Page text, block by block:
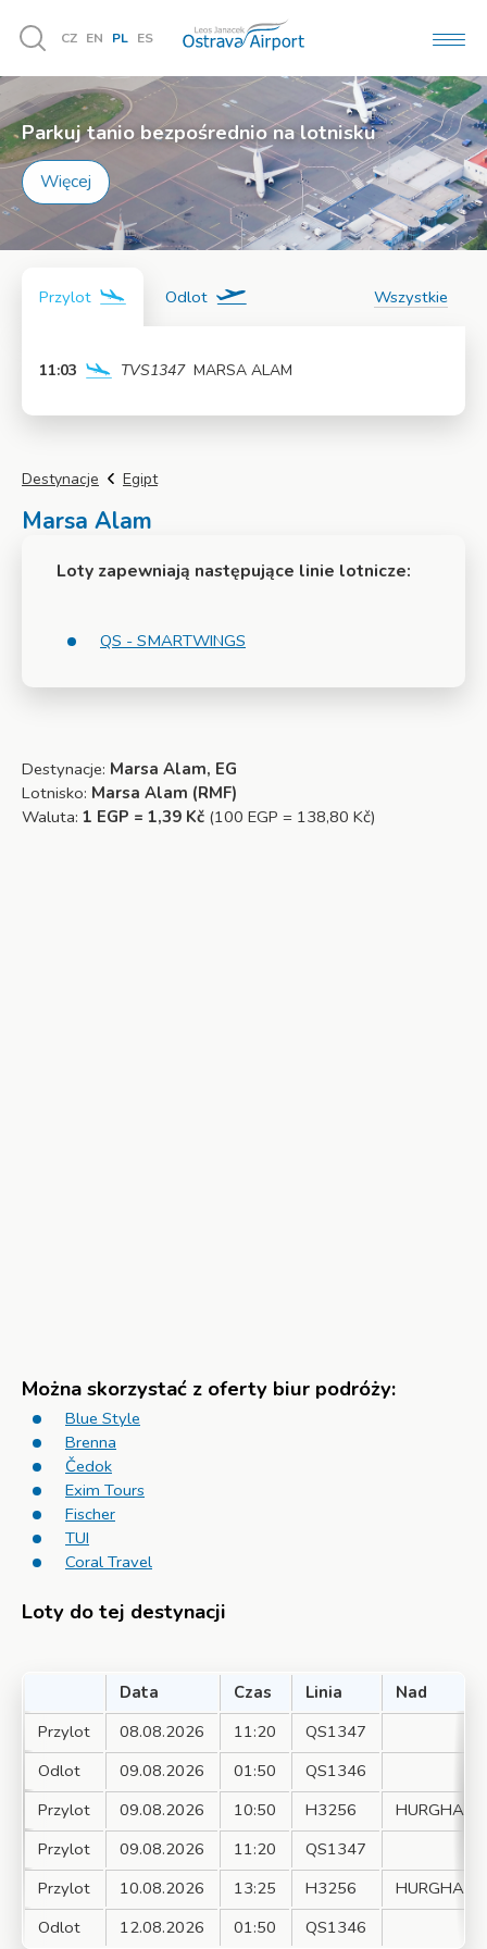
Vyhledávání
CZ EN PL ES
Parkuj tanio bezpośrednio na lotnisku
Więcej
Przylot Odlot Wszystkie
11:03 TVS1347 MARSA ALAM
Destynacje Egipt
Marsa Alam
Loty zapewniają następujące linie lotnicze:
QS - SMARTWINGS
Destynacje: Marsa Alam, EG
Lotnisko: Marsa Alam (RMF)
Waluta: 1 EGP = 1,39 Kč (100 EGP = 138,80 Kč)
Można skorzystać z oferty biur podróży:
Blue Style
Brenna
Čedok
Exim Tours
Fischer
TUI
Coral Travel
Loty do tej destynacji
Data Czas Linia
Nad
Przylot
08.08.2026 11:20
QS1347
Odlot
09.08.2026 01:50
QS1346
Przylot
09.08.2026 10:50 H3256
HURGHADA
Przylot
09.08.2026 11:20
QS1347
Przylot
10.08.2026 13:25 H3256
HURGHADA
Odlot
12.08.2026 01:50 QS1346